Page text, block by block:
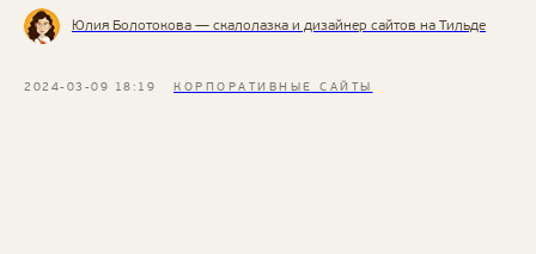
Юлия Болотокова — скалолазка и дизайнер сайтов на Тильде
2024-03-09 18:19 КОРПОРАТИВНЫЕ САЙТЫ